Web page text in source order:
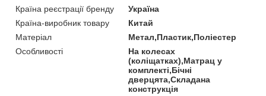
Країна реєстрації бренду
Україна
Країна-виробник товару
Китай
Матеріал
Метал,Пластик,Поліестер
Особливості
На колесах
(коліщатках),Матрац у
комплекті,Бічні
дверцята,Складана
конструкція